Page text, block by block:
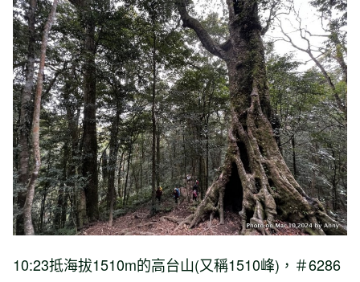
10:23抵海拔1510m的高台山(又稱1510峰)，＃6286